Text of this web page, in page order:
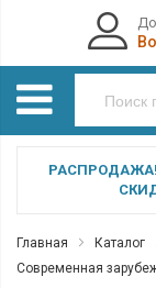
РАСПРОДАЖА!
Главная Каталог
Современная